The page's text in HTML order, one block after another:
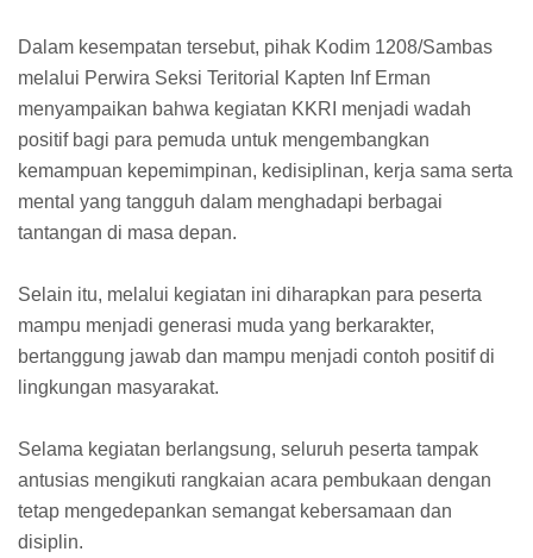
Dalam kesempatan tersebut, pihak Kodim 1208/Sambas
melalui Perwira Seksi Teritorial Kapten Inf Erman
menyampaikan bahwa kegiatan KKRI menjadi wadah
positif bagi para pemuda untuk mengembangkan
kemampuan kepemimpinan, kedisiplinan, kerja sama serta
mental yang tangguh dalam menghadapi berbagai
tantangan di masa depan.
Selain itu, melalui kegiatan ini diharapkan para peserta
mampu menjadi generasi muda yang berkarakter,
bertanggung jawab dan mampu menjadi contoh positif di
lingkungan masyarakat.
Selama kegiatan berlangsung, seluruh peserta tampak
antusias mengikuti rangkaian acara pembukaan dengan
tetap mengedepankan semangat kebersamaan dan
disiplin.